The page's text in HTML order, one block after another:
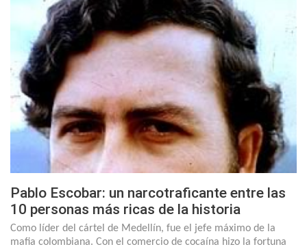
Pablo Escobar: un narcotraficante entre las
10 personas más ricas de la historia
Como líder del cártel de Medellín, fue el jefe máximo de la
mafia colombiana. Con el comercio de cocaína hizo la fortuna